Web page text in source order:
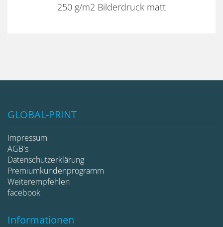
250 g/m2 Bilderdruck matt
GLOBAL-PRINT
Impressum
AGB's
Datenschutzerklärung
Premiumkundenprogramm
Weiterempfehlen
facebook
Informationen